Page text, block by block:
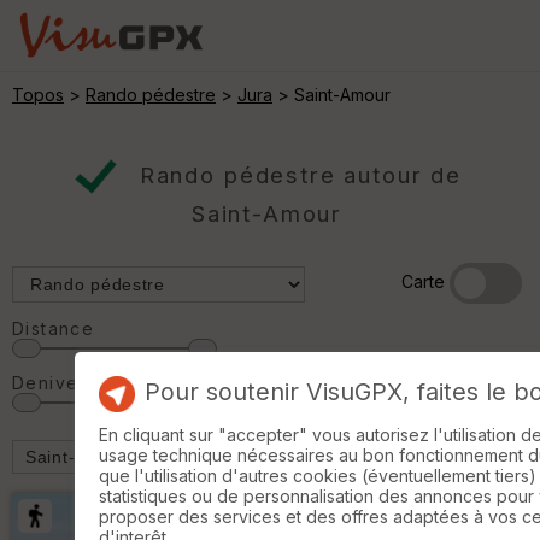
Topos > Rando pédestre > Jura > Saint-Amour
Rando pédestre autour de
Saint-Amour
Carte
Distance
Denivelé Pour soutenir VisuGPX, faites le
En cliquant sur "accepter" vous autorisez l'utilisation
usage technique nécessaires au bon fonctionnement
que l'utilisation d'autres cookies (éventuellement
statistiques ou de personnalisation des annonces pour
proposer des services et des offres adaptées à vos